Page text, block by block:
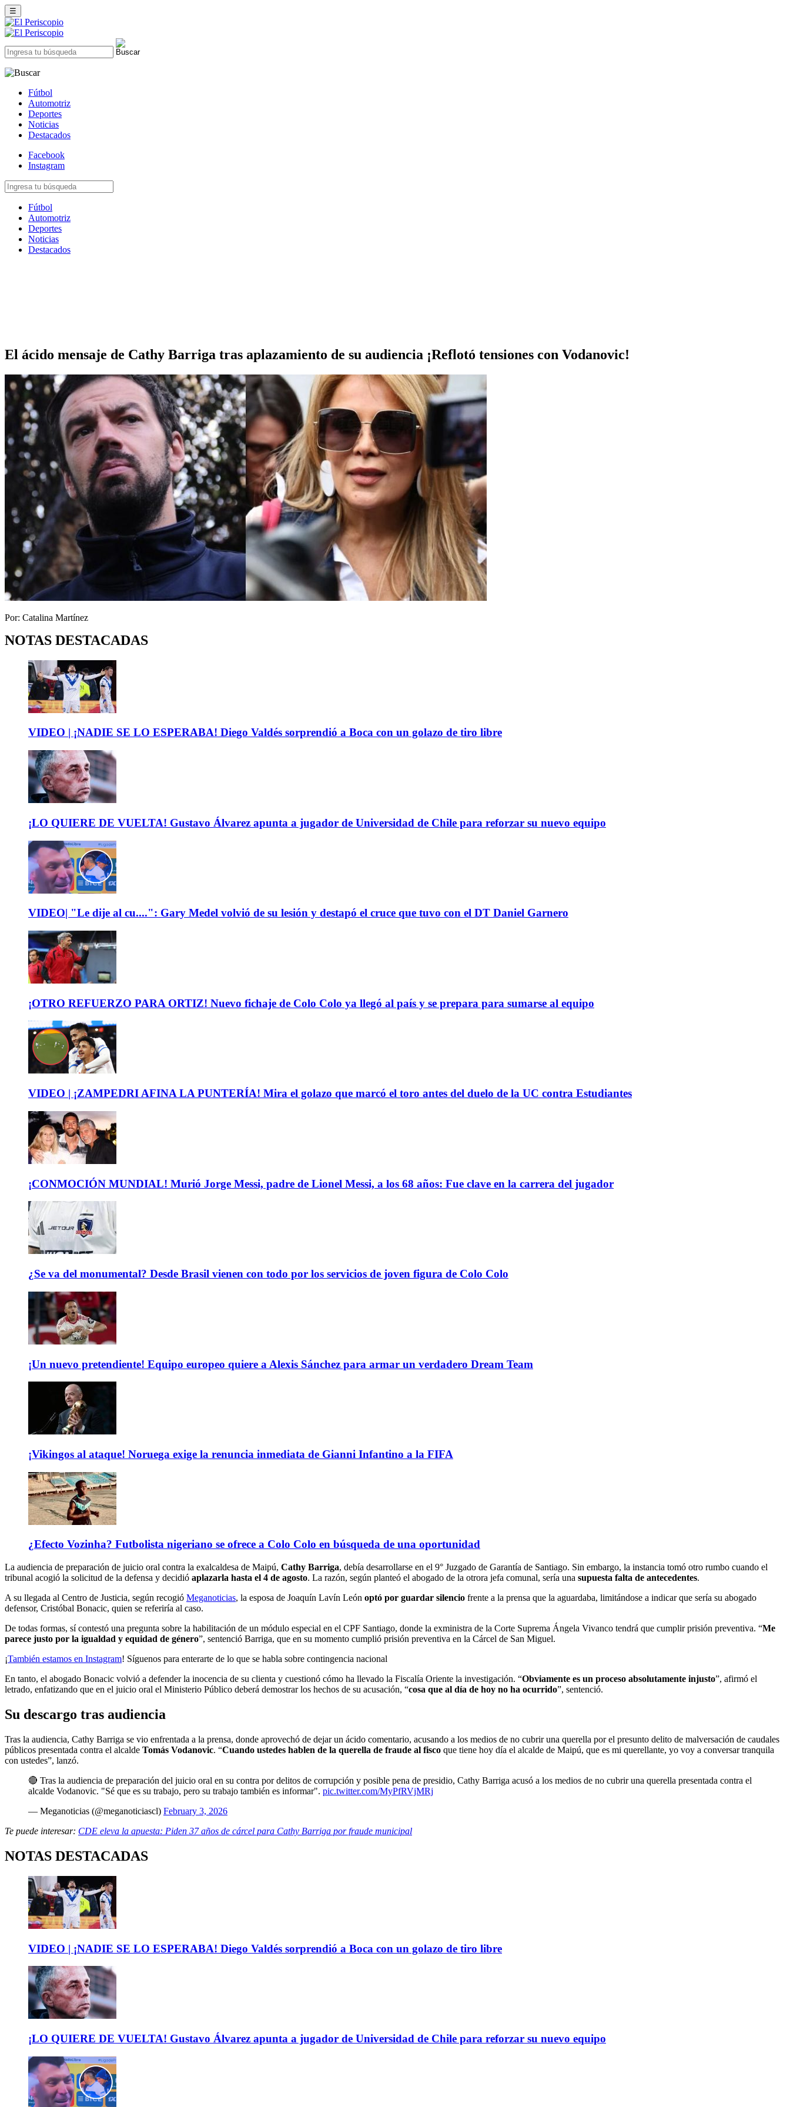
☰
Fútbol
Automotriz
Deportes
Noticias
Destacados
Facebook
Instagram
Fútbol
Automotriz
Deportes
Noticias
Destacados
El ácido mensaje de Cathy Barriga tras aplazamiento de su audiencia ¡Reflotó tensiones con Vodanovic!
Por: Catalina Martínez
NOTAS DESTACADAS
VIDEO | ¡NADIE SE LO ESPERABA! Diego Valdés sorprendió a Boca con un golazo de tiro libre
¡LO QUIERE DE VUELTA! Gustavo Álvarez apunta a jugador de Universidad de Chile para reforzar su nuevo equipo
VIDEO| "Le dije al cu....": Gary Medel volvió de su lesión y destapó el cruce que tuvo con el DT Daniel Garnero
¡OTRO REFUERZO PARA ORTIZ! Nuevo fichaje de Colo Colo ya llegó al país y se prepara para sumarse al equipo
VIDEO | ¡ZAMPEDRI AFINA LA PUNTERÍA! Mira el golazo que marcó el toro antes del duelo de la UC contra Estudiantes
¡CONMOCIÓN MUNDIAL! Murió Jorge Messi, padre de Lionel Messi, a los 68 años: Fue clave en la carrera del jugador
¿Se va del monumental? Desde Brasil vienen con todo por los servicios de joven figura de Colo Colo
¡Un nuevo pretendiente! Equipo europeo quiere a Alexis Sánchez para armar un verdadero Dream Team
¡Vikingos al ataque! Noruega exige la renuncia inmediata de Gianni Infantino a la FIFA
¿Efecto Vozinha? Futbolista nigeriano se ofrece a Colo Colo en búsqueda de una oportunidad
La audiencia de preparación de juicio oral contra la exalcaldesa de Maipú, Cathy Barriga, debía desarrollarse en el 9° Juzgado de Garantía de Santiago. Sin embargo, la instancia tomó otro rumbo cuando el
tribunal acogió la solicitud de la defensa y decidió aplazarla hasta el 4 de agosto. La razón, según planteó el abogado de la otrora jefa comunal, sería una supuesta falta de antecedentes.
A su llegada al Centro de Justicia, según recogió Meganoticias, la esposa de Joaquín Lavín León optó por guardar silencio frente a la prensa que la aguardaba, limitándose a indicar que sería su abogado
defensor, Cristóbal Bonacic, quien se referiría al caso.
De todas formas, sí contestó una pregunta sobre la habilitación de un módulo especial en el CPF Santiago, donde la exministra de la Corte Suprema Ángela Vivanco tendrá que cumplir prisión preventiva. “Me
parece justo por la igualdad y equidad de género”, sentenció Barriga, que en su momento cumplió prisión preventiva en la Cárcel de San Miguel.
¡También estamos en Instagram! Síguenos para enterarte de lo que se habla sobre contingencia nacional
En tanto, el abogado Bonacic volvió a defender la inocencia de su clienta y cuestionó cómo ha llevado la Fiscalía Oriente la investigación. “Obviamente es un proceso absolutamente injusto”, afirmó el
letrado, enfatizando que en el juicio oral el Ministerio Público deberá demostrar los hechos de su acusación, “cosa que al día de hoy no ha ocurrido”, sentenció.
Su descargo tras audiencia
Tras la audiencia, Cathy Barriga se vio enfrentada a la prensa, donde aprovechó de dejar un ácido comentario, acusando a los medios de no cubrir una querella por el presunto delito de malversación de caudales
públicos presentada contra el alcalde Tomás Vodanovic. “Cuando ustedes hablen de la querella de fraude al fisco que tiene hoy día el alcalde de Maipú, que es mi querellante, yo voy a conversar tranquila
con ustedes”, lanzó.
🔴 Tras la audiencia de preparación del juicio oral en su contra por delitos de corrupción y posible pena de presidio, Cathy Barriga acusó a los medios de no cubrir una querella presentada contra el
alcalde Vodanovic. "Sé que es su trabajo, pero su trabajo también es informar". pic.twitter.com/MyPfRVjMRj
— Meganoticias (@meganoticiascl) February 3, 2026
Te puede interesar: CDE eleva la apuesta: Piden 37 años de cárcel para Cathy Barriga por fraude municipal
NOTAS DESTACADAS
VIDEO | ¡NADIE SE LO ESPERABA! Diego Valdés sorprendió a Boca con un golazo de tiro libre
¡LO QUIERE DE VUELTA! Gustavo Álvarez apunta a jugador de Universidad de Chile para reforzar su nuevo equipo